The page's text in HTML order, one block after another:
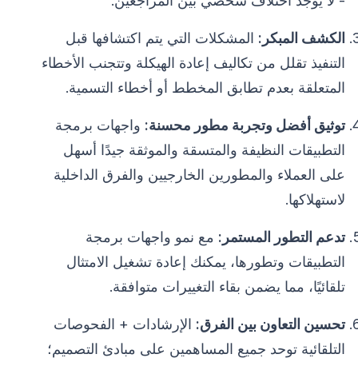
الكشف المبكر: المشكلات التي يتم اكتشافها قبل
التنفيذ تقلل من تكاليف إعادة الهيكلة وتتجنب الأخطاء
المتعلقة بعدم تطابق المخطط أو أخطاء التسمية.
توثيق أفضل وتجربة مطور محسنة: واجهات برمجة
التطبيقات النظيفة والمتسقة والموثقة جيدًا أسهل
على العملاء والمطورين الخارجيين والفرق الداخلية
لاستهلاكها.
تدعم التطور المستمر: مع نمو واجهات برمجة
التطبيقات وتطورها، يمكنك إعادة تشغيل الامتثال
تلقائيًا، مما يضمن بقاء التغييرات متوافقة.
تحسين التعاون بين الفرق: الإرشادات + الفحوصات
التلقائية توحد جميع المساهمين على مبادئ التصميم؛